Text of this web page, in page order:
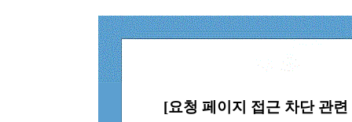
[요청 페이지 접근 차단 관